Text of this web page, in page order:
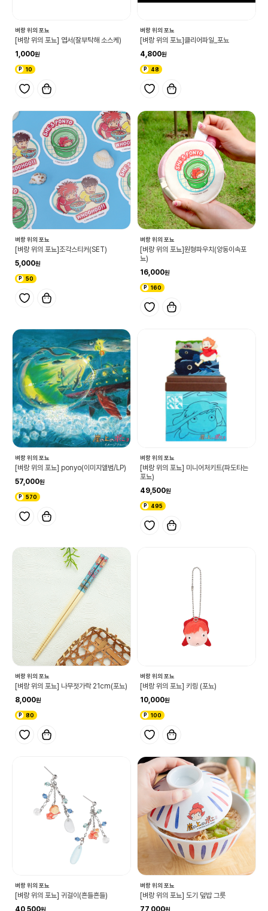
벼랑 위의 포뇨
[벼랑 위의 포뇨] 엽서(잘부탁해 소스케)
1,000
10
벼랑 위의 포뇨
[벼랑 위의 포뇨]클리어파일_포뇨
4,800
48
벼랑 위의 포뇨
[벼랑 위의 포뇨]조각스티커(SET)
5,000
50
벼랑 위의 포뇨
[벼랑 위의 포뇨]원형파우치(양동이속포
뇨)
16,000
160
벼랑 위의 포뇨
[벼랑 위의 포뇨] ponyo(이미지앨범/LP)
57,000
570
벼랑 위의 포뇨
[벼랑 위의 포뇨] 미니어처키트(파도타는
포뇨)
49,500
495
벼랑 위의 포뇨
[벼랑 위의 포뇨] 나무젓가락 21cm(포뇨)
8,000
80
벼랑 위의 포뇨
[벼랑 위의 포뇨] 키링 (포뇨)
10,000
100
벼랑 위의 포뇨
[벼랑 위의 포뇨] 귀걸이(흔들흔들)
40,500
벼랑 위의 포뇨
[벼랑 위의 포뇨] 도기 덮밥 그릇
77,000